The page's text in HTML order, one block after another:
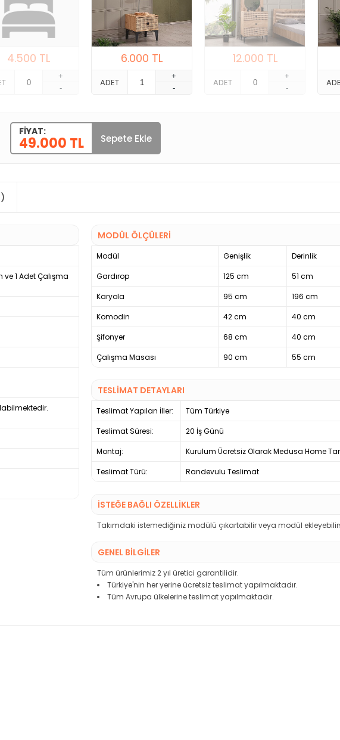
4.500 TL
+
-
6.000 TL
ADET
+
-
12.000 TL
ADET
+
-
FIYAT:
49.000 TL Sepete Ekle
ve 1 Adet Çalışma
MODÜL ÖLÇÜLERİ
Modül Genişlik Derinlik
Gardırop
125 cm 51 cm
Karyola
95 cm 196 cm
Komodin
42 cm 40 cm
Şifonyer
68 cm 40 cm
Çalışma Masası
90 cm 55 cm
TESLİMAT DETAYLARI
Teslimat Yapılan İller:
Tüm Türkiye
Teslimat Süresi:
20 İş Günü
Montaj:
Kurulum Ücretsiz Olarak Medusa Home
Teslimat Türü:
Randevulu Teslimat
İSTEĞE BAĞLI ÖZELLİKLER
Takımdaki istemediğiniz modülü çıkartabilir veya modül
GENEL BİLGİLER
Tüm ürünlerimiz 2 yıl üretici garantilidir.
Türkiye'nin her yerine ücretsiz teslimat yapılmaktadır.
Tüm Avrupa ülkelerine teslimat yapılmaktadır.